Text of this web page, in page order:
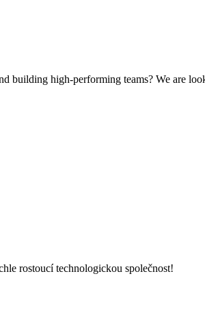
building high-performing teams? We are
rostoucí technologickou společnost!